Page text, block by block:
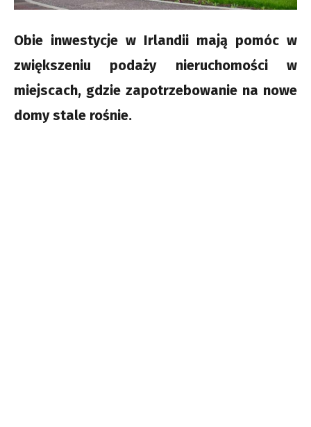
Obie inwestycje w Irlandii mają pomóc w
zwiększeniu podaży nieruchomości w
miejscach, gdzie zapotrzebowanie na nowe
domy stale rośnie.